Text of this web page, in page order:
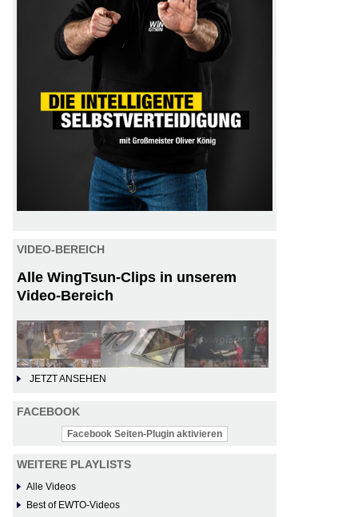
VIDEO-BEREICH
Alle WingTsun-Clips in unserem
Video-Bereich
JETZT ANSEHEN
FACEBOOK
Facebook Seiten-Plugin aktivieren
WEITERE PLAYLISTS
Alle Videos
Best of EWTO-Videos